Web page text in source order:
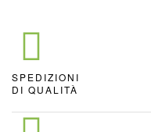
SPEDIZIONI
DI QUALITÀ